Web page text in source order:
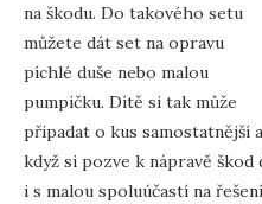
na škodu. Do takového setu
můžete dát set na opravu
píchlé duše nebo malou
pumpičku. Dítě si tak může
připadat o kus samostatnější
když si pozve k nápravě
i s malou spoluúčastí na